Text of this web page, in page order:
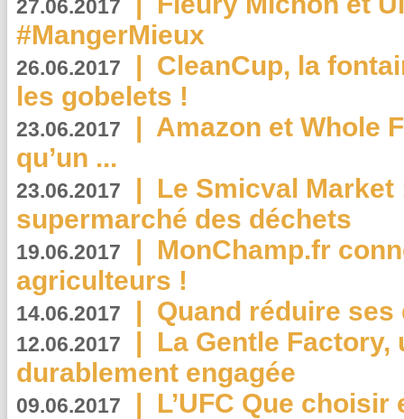
27.06.2017
#MangerMieux
26.06.2017 | CleanCup, la
les gobelets !
23.06.2017 | Amazon et Whole
qu’un ...
23.06.2017 | Le Smicval
supermarché des déchets
19.06.2017 | MonChamp.fr
agriculteurs !
14.06.2017 | Quand réduire
12.06.2017 | La Gentle
durablement engagée
09.06.2017 | L’UFC Que